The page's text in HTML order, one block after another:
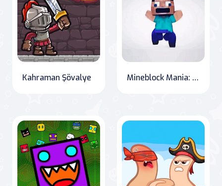
Kahraman Şövalye Mineblock Mania: The Adventures of Steve